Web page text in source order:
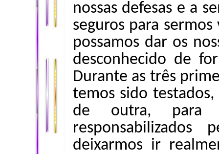
nossas defesas e a
seguros para
possamos dar os
desconhecido de
Durante as três
temos sido
de outra, para
responsabilizados
deixarmos ir